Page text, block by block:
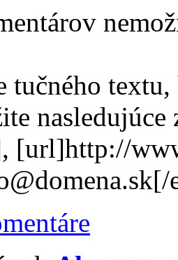
tučného
nasledujúce
[url]http://